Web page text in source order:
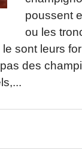
poussent
ou les
sont leurs
des